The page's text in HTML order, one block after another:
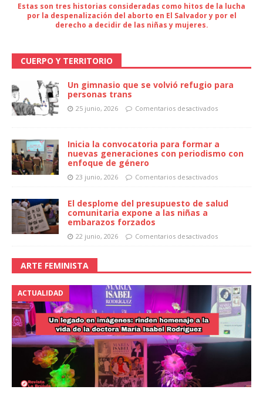
Estas son tres historias consideradas como hitos de la lucha
por la despenalización del aborto en El Salvador y por el
derecho a decidir de las niñas y mujeres.
CUERPO Y TERRITORIO
Un gimnasio que se volvió refugio para
personas trans
25 junio, 2026 Comentarios desactivados
Inicia la convocatoria para formar a
nuevas generaciones con periodismo con
enfoque de género
23 junio, 2026 Comentarios desactivados
El desplome del presupuesto de salud
comunitaria expone a las niñas a
embarazos forzados
22 junio, 2026 Comentarios desactivados
ARTE FEMINISTA
ACTUALIDAD